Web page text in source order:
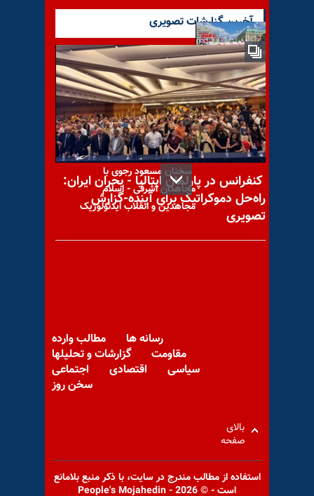
مهم‌ترین خبرهای ایران و جهان
در ۶۰ثانیه – یکشنبه ۲۹تیر ۱۴۰۴
سخنان مسعود رجوی با
مجاهدان اشرفی - اسلام
مجاهدین و انقلاب ایدئولوژیک
آمار جانگداز قربانیان کرونا در
آخرین گزارشات تصویری
کنفرانس در پارلمان ایتالیا - بحران ایران:
راه‌حل دموکراتیک برای آینده-گزارش
تصویری
مطالب وارده
رسانه ها
گزارشات و تحلیلها
مقاومت
اجتماعی
اقتصادی
سیاسی
سخن روز
بالای
صفحه
استفاده از مطالب مندرج در سايت، با ذكر منبع بلامانع
است - © 2026 - People's Mojahedin